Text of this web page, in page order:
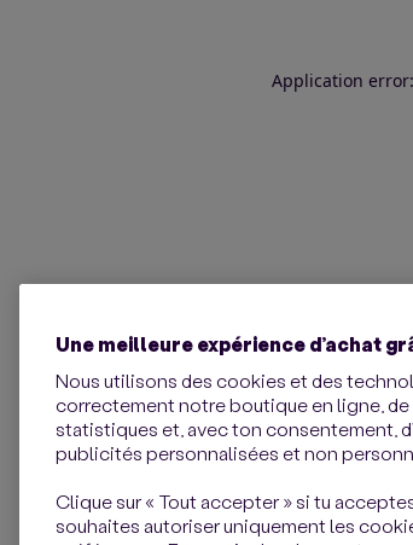
Application
Une meilleure expérience d’achat
Nous utilisons des cookies et des
correctement notre boutique en ligne,
statistiques et, avec ton consentement,
publicités personnalisées et non
Clique sur « Tout accepter » si tu
souhaites autoriser uniquement les